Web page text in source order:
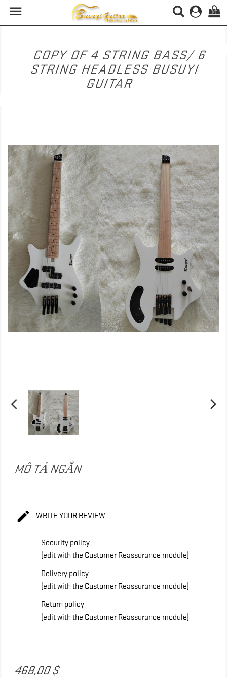
 (0)
COPY OF 4 STRING BASS/ 6
STRING HEADLESS BUSUYI
GUITAR
MÔ TẢ NGẮN
 WRITE YOUR REVIEW
Security policy
(edit with the Customer Reassurance module)
Delivery policy
(edit with the Customer Reassurance module)
Return policy
(edit with the Customer Reassurance module)
468,00 $